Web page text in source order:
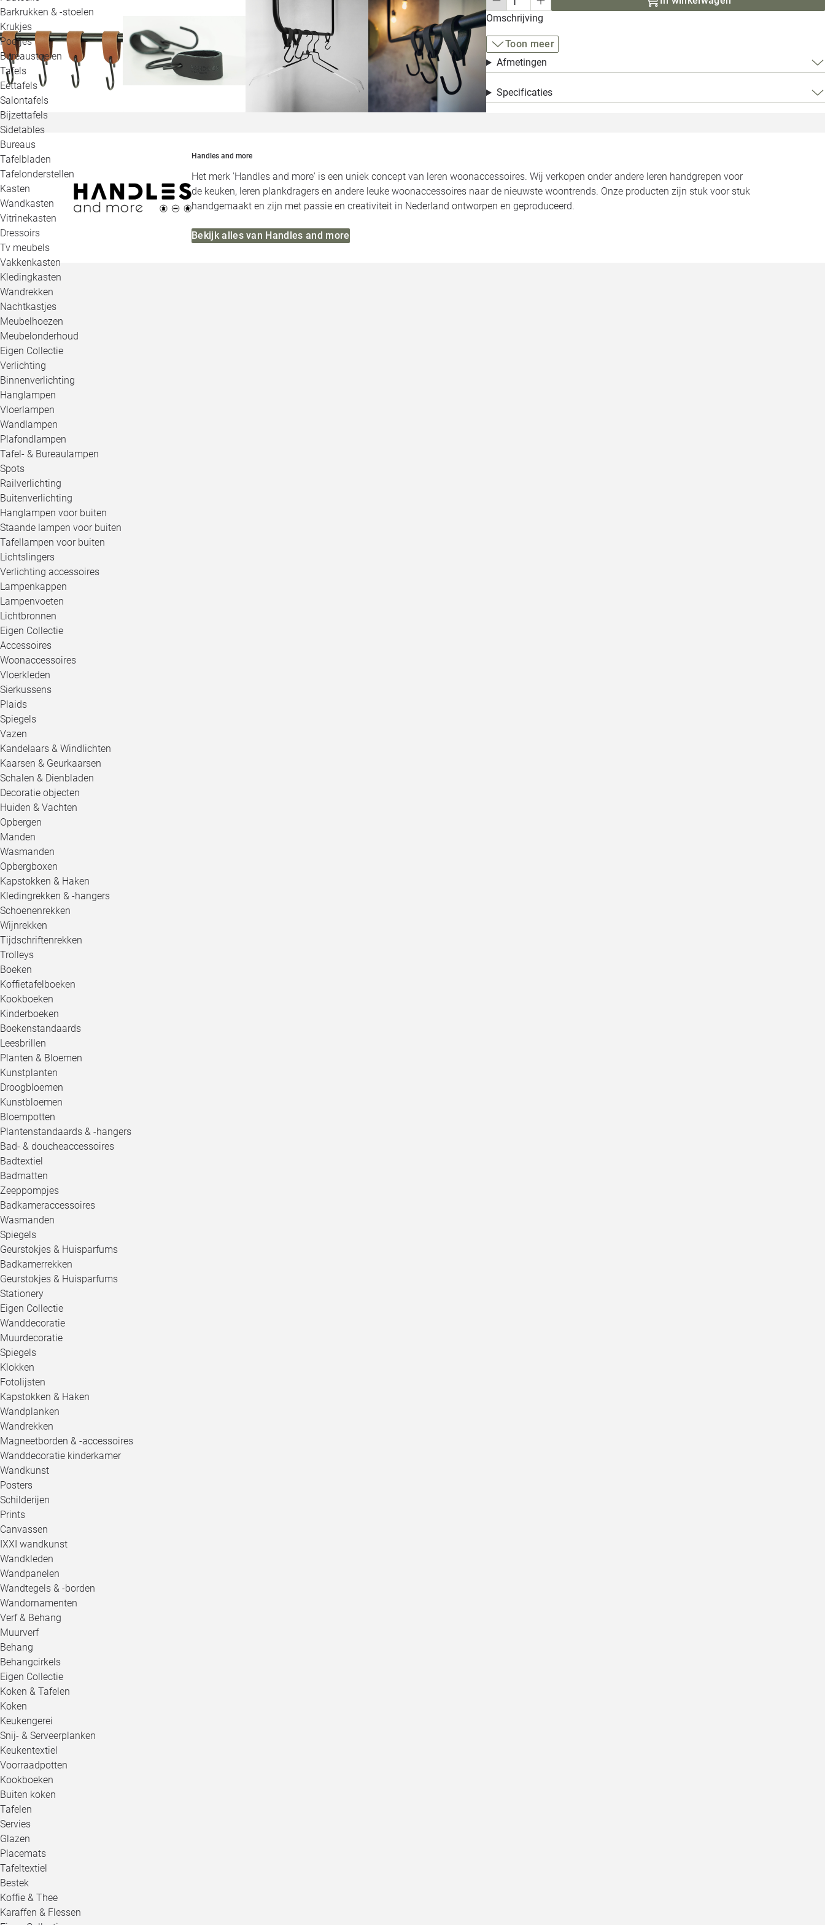
Barkrukken & -stoelen
Krukjes
Poefjes
Bureaustoelen
Tafels
Eettafels
Salontafels
Bijzettafels
Sidetables
Bureaus
Tafelbladen
Tafelonderstellen
Kasten
Wandkasten
Vitrinekasten
Dressoirs
Tv meubels
Vakkenkasten
Kledingkasten
Wandrekken
Nachtkastjes
Meubelhoezen
Meubelonderhoud
Eigen Collectie
Verlichting
Binnenverlichting
Hanglampen
Vloerlampen
Wandlampen
Plafondlampen
Tafel- & Bureaulampen
Spots
Railverlichting
Buitenverlichting
Hanglampen voor buiten
Staande lampen voor buiten
Tafellampen voor buiten
Lichtslingers
Verlichting accessoires
Lampenkappen
Lampenvoeten
Lichtbronnen
Eigen Collectie
Accessoires
Woonaccessoires
Vloerkleden
Sierkussens
Plaids
Spiegels
Vazen
Kandelaars & Windlichten
Kaarsen & Geurkaarsen
Schalen & Dienbladen
Decoratie objecten
Huiden & Vachten
Opbergen
Manden
Wasmanden
Opbergboxen
Kapstokken & Haken
Kledingrekken & -hangers
Schoenenrekken
Wijnrekken
Tijdschriftenrekken
Trolleys
Boeken
Koffietafelboeken
Kookboeken
Kinderboeken
Boekenstandaards
Leesbrillen
Planten & Bloemen
Kunstplanten
Droogbloemen
Kunstbloemen
Bloempotten
Plantenstandaards & -hangers
Bad- & doucheaccessoires
Badtextiel
Badmatten
Zeeppompjes
Badkameraccessoires
Wasmanden
Spiegels
Geurstokjes & Huisparfums
Badkamerrekken
Geurstokjes & Huisparfums
Stationery
Eigen Collectie
Wanddecoratie
Muurdecoratie
Spiegels
Klokken
Fotolijsten
Kapstokken & Haken
Wandplanken
Wandrekken
Magneetborden & -accessoires
Wanddecoratie kinderkamer
Wandkunst
Posters
Schilderijen
Prints
Canvassen
IXXI wandkunst
Wandkleden
Wandpanelen
Wandtegels & -borden
Wandornamenten
Verf & Behang
Muurverf
Behang
Behangcirkels
Eigen Collectie
Koken & Tafelen
Koken
Keukengerei
Snij- & Serveerplanken
Keukentextiel
Voorraadpotten
Kookboeken
Buiten koken
Tafelen
Servies
Glazen
Placemats
Tafeltextiel
Bestek
Koffie & Thee
Karaffen & Flessen
Alle
Omschrijving
Toon meer
Afmetingen
Specificaties
Handles and more
Het merk 'Handles and more' is een uniek concept van leren woonaccessoires. Wij verkopen onder andere leren handgrepen voor
de keuken, leren plankdragers en andere leuke woonaccessoires naar de nieuwste woontrends. Onze producten zijn stuk voor stuk
handgemaakt en zijn met passie en creativiteit in Nederland ontworpen en geproduceerd.
Bekijk alles van Handles and more